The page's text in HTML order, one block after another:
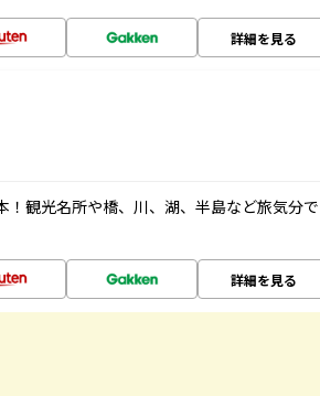
詳細を見る
観光名所や橋、川、湖、半島など旅気分で
詳細を見る